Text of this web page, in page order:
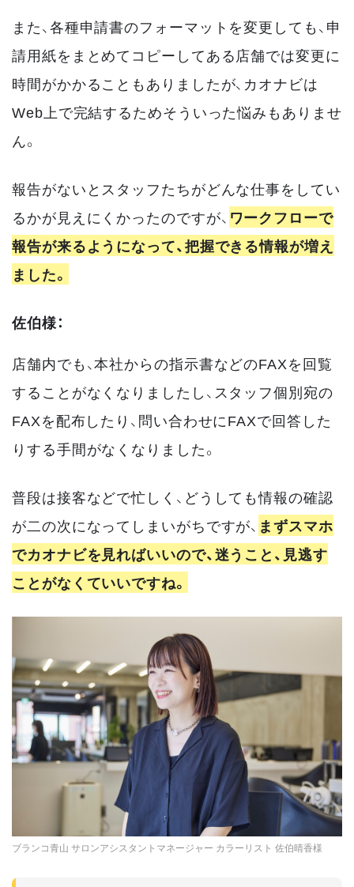
また、各種申請書のフォーマットを変更しても、申
請用紙をまとめてコピーしてある店舗では変更に
時間がかかることもありましたが、カオナビは
Web上で完結するためそういった悩みもありませ
ん。
報告がないとスタッフたちがどんな仕事をしてい
るかが見えにくかったのですが、 ワークフローで
報告が来るようになって、把握できる情報が増え
ました。
佐伯様：
店舗内でも、本社からの指示書などのFAXを回覧
することがなくなりましたし、スタッフ個別宛の
FAXを配布したり、問い合わせにFAXで回答した
りする手間がなくなりました。
普段は接客などで忙しく、どうしても情報の確認
が二の次になってしまいがちですが、 まずスマホ
でカオナビを見ればいいので、迷うこと、見逃す
ことがなくていいですね。
ブランコ青山 サロンアシスタントマネージャー カラーリスト 佐伯晴香様